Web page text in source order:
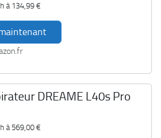
à 134,99 €
DREAME L40s Pro
à 569,00 €